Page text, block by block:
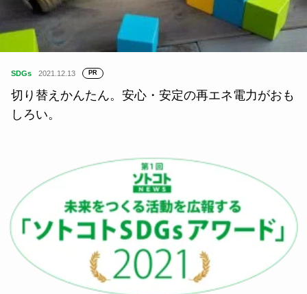
SDGs 2021.12.13 PR
切り替えかんたん。安心・安定の再エネ電力がおも
しろい。